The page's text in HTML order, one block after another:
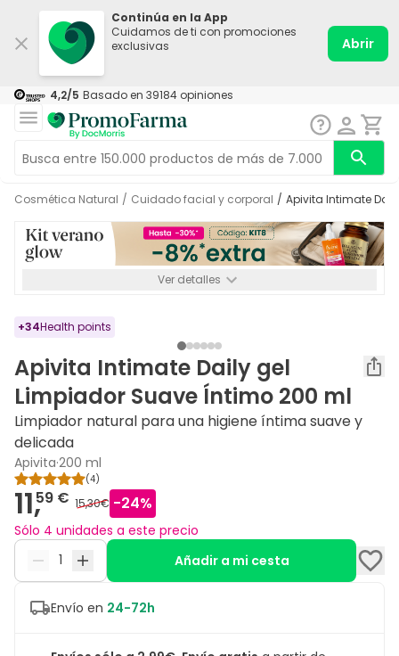
Continúa en la App
Cuidamos de ti con promociones
exclusivas
Abrir
4,2/5 Basado en 39184 opiniones
Cosmética Natural / Cuidado facial y corporal / Apivita Intimate
Ver detalles
+34Health points
Apivita Intimate Daily gel
Limpiador Suave Íntimo 200 ml
Limpiador natural para una higiene íntima suave y
delicada
Apivita·200 ml
(4)
11,59 € 15,30€ -24%
Sólo 4 unidades a este precio
Añadir a mi cesta
Envío en 24-72h